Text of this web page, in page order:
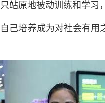
站原地被动训练和学习
己培养成为对社会有用